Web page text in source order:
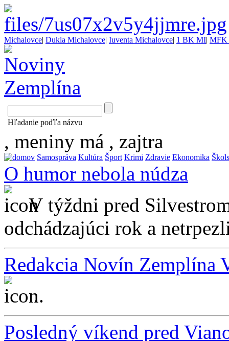
Michalovce| Dukla Michalovce| Iuventa Michalovce| 1 BK MI| MFK
Hľadanie poďľa názvu
, meniny má , zajtra
Samospráva Kultúra Šport Krimi Zdravie Ekonomika
O humor nebola núdza
V týždni pred
odchádzajúci rok a
Redakcia Novín Zemplína
...
Posledný víkend pred